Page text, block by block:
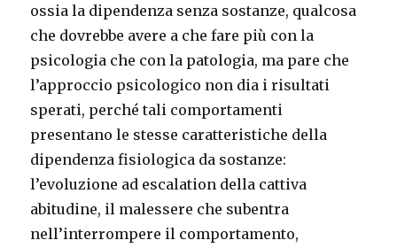
ossia la dipendenza senza sostanze, qualcosa
che dovrebbe avere a che fare più con la
psicologia che con la patologia, ma pare che
l’approccio psicologico non dia i risultati
sperati, perché tali comportamenti
presentano le stesse caratteristiche della
dipendenza fisiologica da sostanze:
l’evoluzione ad escalation della cattiva
abitudine, il malessere che subentra
nell’interrompere il comportamento,